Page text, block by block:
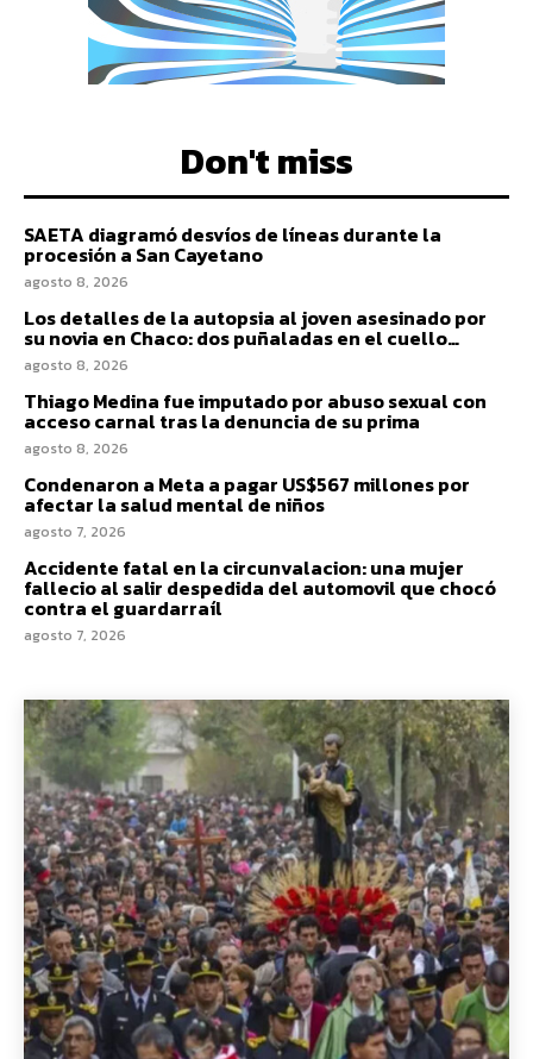
Don't miss
SAETA diagramó desvíos de líneas durante la
procesión a San Cayetano
agosto 8, 2026
Los detalles de la autopsia al joven asesinado por
su novia en Chaco: dos puñaladas en el cuello…
agosto 8, 2026
Thiago Medina fue imputado por abuso sexual con
acceso carnal tras la denuncia de su prima
agosto 8, 2026
Condenaron a Meta a pagar US$567 millones por
afectar la salud mental de niños
agosto 7, 2026
Accidente fatal en la circunvalacion: una mujer
fallecio al salir despedida del automovil que chocó
contra el guardarraíl
agosto 7, 2026